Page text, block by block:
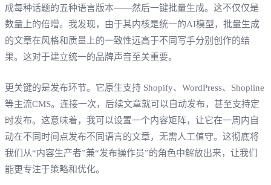
成每种话题的五种语言版本——然后一键批量生成。这不仅仅是
数量上的倍增。我发现，由于其内核是统一的AI模型，批量生成
的文章在风格和质量上的一致性远高于不同写手分别创作的结
果。这对于建立统一的品牌声音至关重要。
更关键的是发布环节。它原生支持 Shopify、WordPress、Shopline
等主流CMS。连接一次，后续文章就可以自动发布，甚至支持定
时发布。这意味着，我可以设置一个内容矩阵，让它在一周内自
动在不同时间点发布不同语言的文章，无需人工值守。这彻底将
我们从“内容生产者”兼“发布操作员”的角色中解放出来，让我们
能更专注于策略和优化。